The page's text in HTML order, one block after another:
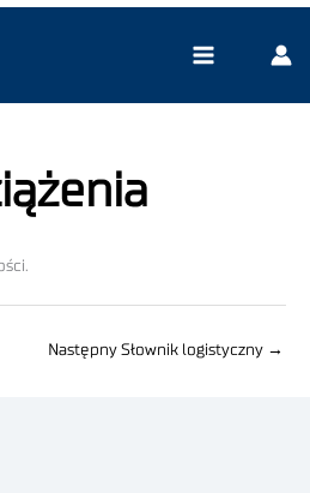
Następny Słownik logistyczny →